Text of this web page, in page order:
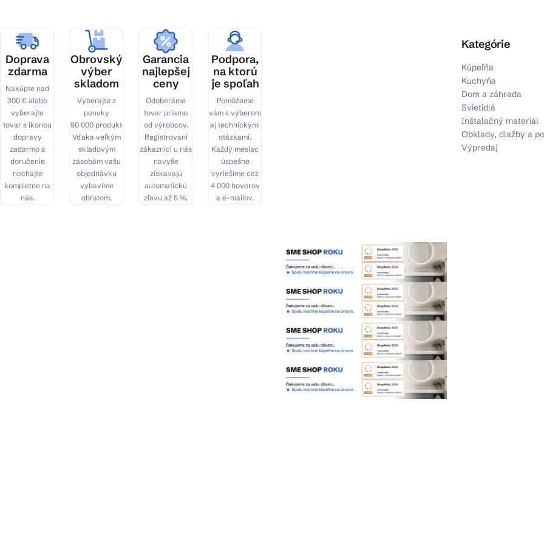
Doprava
zdarma
Nakúpte nad
300 € alebo
vyberajte
tovar s ikonou
dopravy
zadarmo a
doručenie
nechajte
kompletne na
nás.
Obrovský
výber
skladom
Vyberajte z
ponuky
90 000 produktov.
Vďaka veľkým
skladovým
zásobám vašu
objednávku
vybavíme
obratom.
Garancia
najlepšej
ceny
Odoberáme
tovar priamo
od výrobcov.
Registrovaní
zákazníci u nás
navyše
získavajú
automatickú
zľavu až 5 %.
Podpora,
na ktorú
je spoľah
Pomôžeme
vám s výberom
aj technickými
otázkami.
Každý mesiac
úspešne
vyriešime cez
4 000 hovorov
a e-mailov.
Kategórie
Kúpeľňa
Kuchyňa
Dom a záhrada
Svietidlá
Inštalačný materiál
Obklady, dlažby a
Výpredaj